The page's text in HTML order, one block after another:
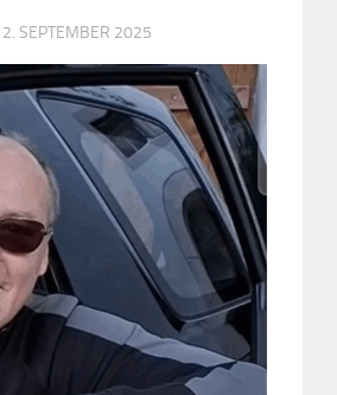
2. SEPTEMBER 2025